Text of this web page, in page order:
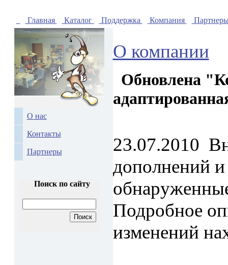
Главная Каталог Поддержка Компания
О нас
Контакты
Партнеры
Поиск по сайту
О компании
Обновлена
23.07.2010
дополнений
Подробное
изменений